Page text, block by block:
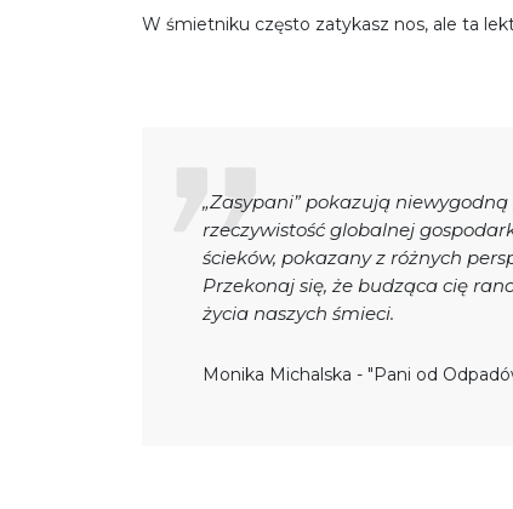
W śmietniku często zatykasz nos, ale ta
„Zasypani” pokazują
rzeczywistość globalnej
ścieków, pokazany z różnych
Przekonaj się, że budząca cię
życia naszych śmieci.
Monika Michalska - "Pani od